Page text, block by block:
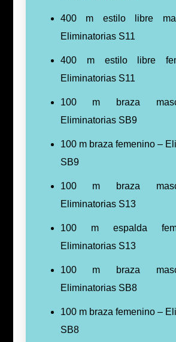
400 m estilo libre
Eliminatorias S11
400 m estilo libre
Eliminatorias S11
100 m braza
Eliminatorias SB9
100 m braza femenino –
SB9
100 m braza
Eliminatorias S13
100 m espalda
Eliminatorias S13
100 m braza
Eliminatorias SB8
100 m braza femenino –
SB8